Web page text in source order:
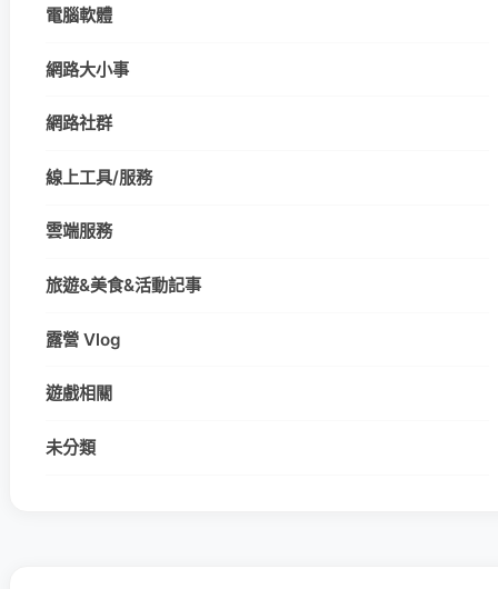
電腦軟體
網路大小事
網路社群
線上工具/服務
雲端服務
旅遊&美食&活動記事
露營 Vlog
遊戲相關
未分類